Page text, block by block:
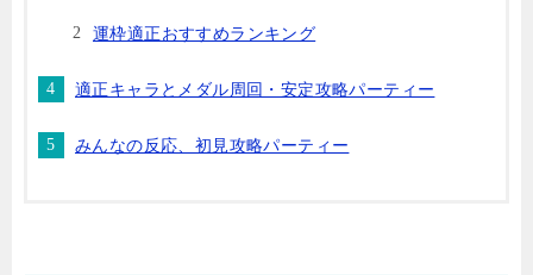
運枠適正おすすめランキング
適正キャラとメダル周回・安定攻略パーティー
みんなの反応、初見攻略パーティー